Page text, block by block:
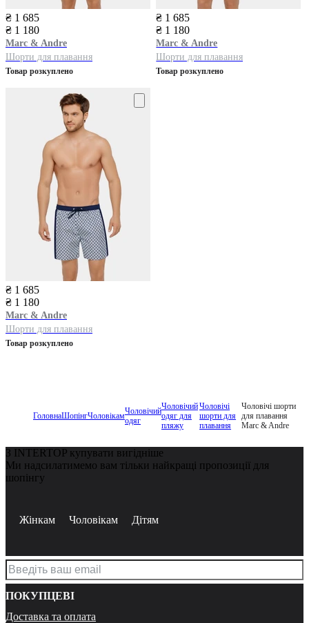
₴ 1 685
₴ 1 180
Marc & Andre
Шорти для плавання
Товар розкуплено
₴ 1 685
₴ 1 180
Marc & Andre
Шорти для плавання
Товар розкуплено
₴ 1 685
₴ 1 180
Marc & Andre
Шорти для плавання
Товар розкуплено
ГоловнаШопінгЧоловікамЧоловічий
одяг
Чоловічий
одяг для
пляжу
Чоловічі
шорти для
плавання
Чоловічі шорти
для плавання
Marc & Andre
З INTERTOP купувати вигідніше
Ми надсилатимемо вам тільки найкращі пропозиції для
шопінгу
Жінкам Чоловікам Дітям
ПОКУПЦЕВІ
Доставка та оплата